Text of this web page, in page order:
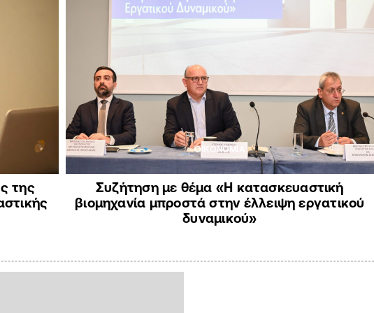
της
ΟΙΚΟΝΟΜΙΑ
Συζήτηση με θέμα «Η κατασκευαστική
βιομηχανία μπροστά στην έλλειψη εργατικού
δυναμικού»